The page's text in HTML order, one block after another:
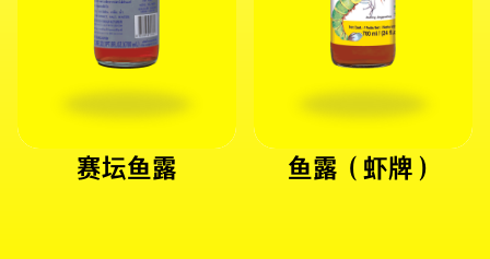
赛坛鱼露 鱼露（虾牌）